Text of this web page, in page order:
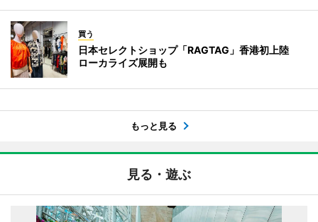
買う
日本セレクトショップ「RAGTAG」香港初上陸
ローカライズ展開も
もっと見る
見る・遊ぶ